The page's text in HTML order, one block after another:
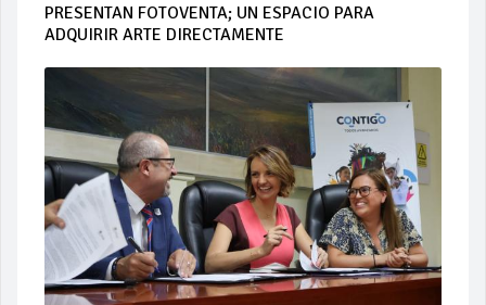
PRESENTAN FOTOVENTA; UN ESPACIO PARA
ADQUIRIR ARTE DIRECTAMENTE